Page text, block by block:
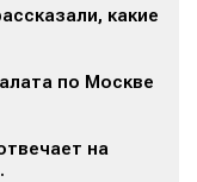
какие
по Москве
на